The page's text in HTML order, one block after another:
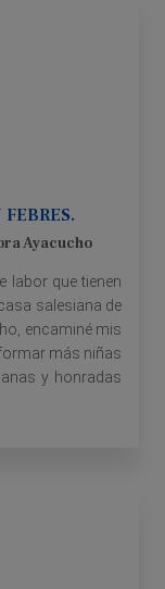
Ayacucho
labor que tienen
salesiana de
encaminé mis
más niñas
y honradas